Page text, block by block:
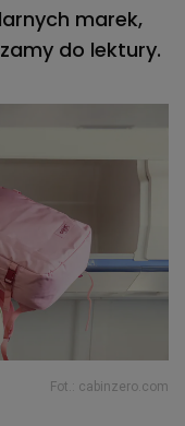
marek,
do lektury.
Fot.: cabinzero.com